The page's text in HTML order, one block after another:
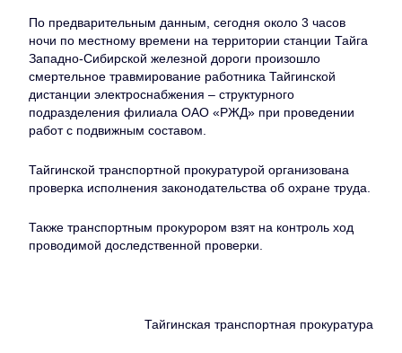
По предварительным данным, сегодня около 3 часов
ночи по местному времени на территории станции Тайга
Западно-Сибирской железной дороги произошло
смертельное травмирование работника Тайгинской
дистанции электроснабжения – структурного
подразделения филиала ОАО «РЖД» при проведении
работ с подвижным составом.
Тайгинской транспортной прокуратурой организована
проверка исполнения законодательства об охране труда.
Также транспортным прокурором взят на контроль ход
проводимой доследственной проверки.
Тайгинская транспортная прокуратура